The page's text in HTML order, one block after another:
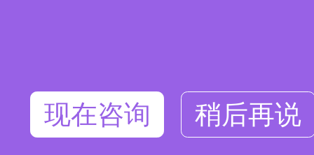
现在咨询 稍后再说